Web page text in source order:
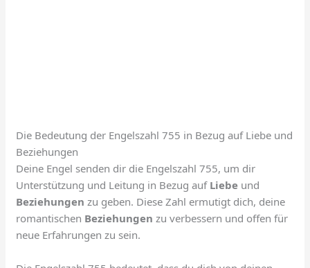
Die Bedeutung der Engelszahl 755 in Bezug auf Liebe und
Beziehungen
Deine Engel senden dir die Engelszahl 755, um dir
Unterstützung und Leitung in Bezug auf Liebe und
Beziehungen zu geben. Diese Zahl ermutigt dich, deine
romantischen Beziehungen zu verbessern und offen für
neue Erfahrungen zu sein.